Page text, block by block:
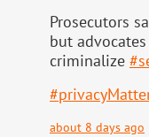
Prosecutors
but
criminalize #
#
about 8 days ago